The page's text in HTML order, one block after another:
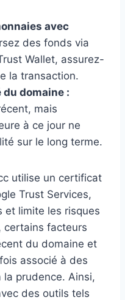
avec
des fonds via
Wallet, assurez-
la transaction.
domaine :
mais
à ce jour ne
sur le long terme.
utilise un certificat
Trust Services,
et limite les risques
certains facteurs
du domaine et
associé à des
prudence. Ainsi,
des outils tels